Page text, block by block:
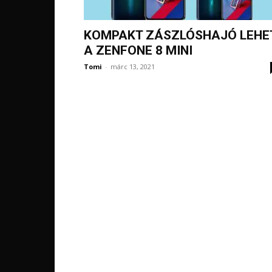
KOMPAKT ZÁSZLÓSHAJÓ
A ZENFONE 8 MINI
Tomi - márc 13, 2021